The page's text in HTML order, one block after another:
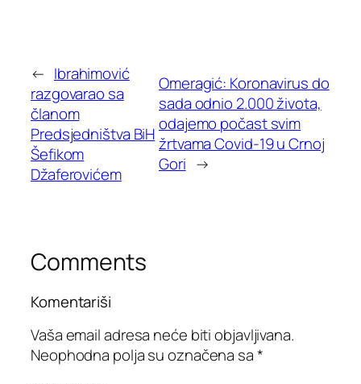
← Ibrahimović
razgovarao sa
članom
Predsjedništva BiH
Šefikom
Džaferovićem
Omeragić: Koronavirus do
sada odnio 2.000 života,
odajemo počast svim
žrtvama Covid-19 u Crnoj
Gori →
Comments
Komentariši
Vaša email adresa neće biti objavljivana.
Neophodna polja su označena sa*